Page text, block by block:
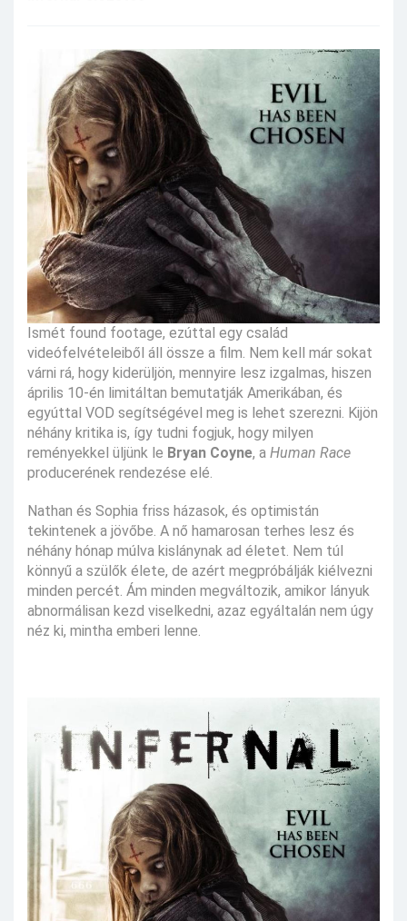
Ismét found footage, ezúttal egy család
videófelvételeiből áll össze a film. Nem kell már sokat
várni rá, hogy kiderüljön, mennyire lesz izgalmas, hiszen
április 10-én limitáltan bemutatják Amerikában, és
egyúttal VOD segítségével meg is lehet szerezni. Kijön
néhány kritika is, így tudni fogjuk, hogy milyen
reményekkel üljünk le Bryan Coyne, a Human Race
producerének rendezése elé.
Nathan és Sophia friss házasok, és optimistán
tekintenek a jövőbe. A nő hamarosan terhes lesz és
néhány hónap múlva kislánynak ad életet. Nem túl
könnyű a szülők élete, de azért megpróbálják kiélvezni
minden percét. Ám minden megváltozik, amikor lányuk
abnormálisan kezd viselkedni, azaz egyáltalán nem úgy
néz ki, mintha emberi lenne.